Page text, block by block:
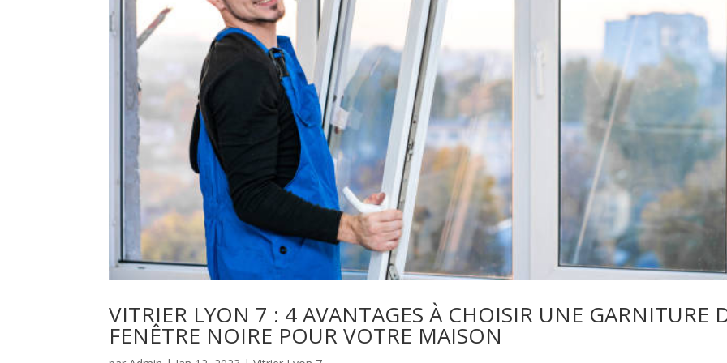
VITRIER LYON 7 : 4 AVANTAGES À CHOISIR UNE GARNITURE
FENÊTRE NOIRE POUR VOTRE MAISON